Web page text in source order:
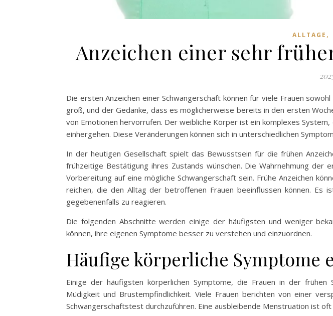
ALLTAGE ,
Anzeichen einer sehr
Die ersten Anzeichen einer Schwangerschaft können für viele Frauen
groß, und der Gedanke, dass es möglicherweise bereits in den ersten
von Emotionen hervorrufen. Der weibliche Körper ist ein komplexes
einhergehen. Diese Veränderungen können sich in unterschiedlichen
In der heutigen Gesellschaft spielt das Bewusstsein für die frühen
frühzeitige Bestätigung ihres Zustands wünschen. Die Wahrnehmung
Vorbereitung auf eine mögliche Schwangerschaft sein. Frühe Anzeichen
reichen, die den Alltag der betroffenen Frauen beeinflussen können. Es
gegebenenfalls zu reagieren.
Die folgenden Abschnitte werden einige der häufigsten und weniger
können, ihre eigenen Symptome besser zu verstehen und einzuordnen.
Häufige körperliche Symptome
Einige der häufigsten körperlichen Symptome, die Frauen in der frühen
Müdigkeit und Brustempfindlichkeit. Viele Frauen berichten von einer
Schwangerschaftstest durchzuführen. Eine ausbleibende Menstruation ist